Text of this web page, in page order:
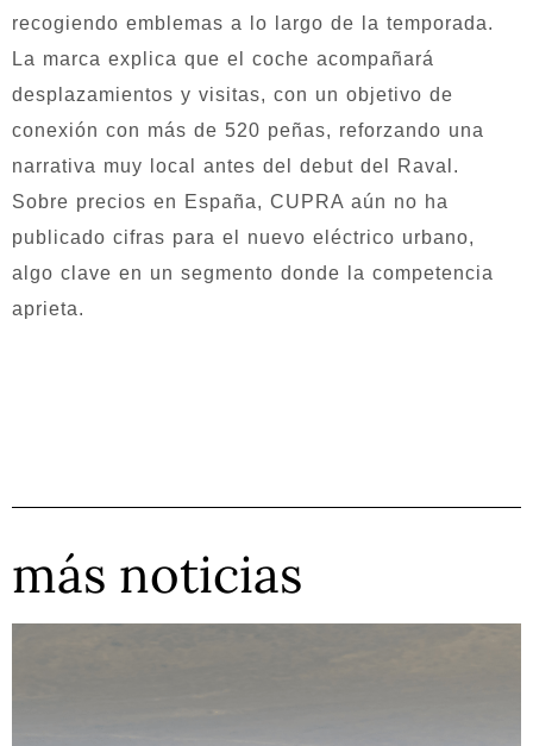
recogiendo emblemas a lo largo de la temporada.
La marca explica que el coche acompañará
desplazamientos y visitas, con un objetivo de
conexión con más de 520 peñas, reforzando una
narrativa muy local antes del debut del Raval.
Sobre precios en España, CUPRA aún no ha
publicado cifras para el nuevo eléctrico urbano,
algo clave en un segmento donde la competencia
aprieta.
más noticias